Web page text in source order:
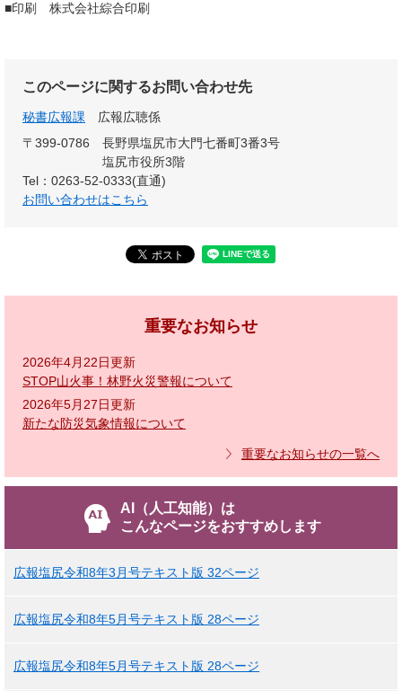
■印刷 株式会社綜合印刷
このページに関するお問い合わせ先
秘書広報課
広報広聴係
〒399-0786
長野県塩尻市大門七番町3番3号
塩尻市役所3階
Tel：0263-52-0333(直通)
お問い合わせはこちら
重要なお知らせ
2026年4月22日更新
STOP山火事！林野火災警報について
2026年5月27日更新
新たな防災気象情報について
重要なお知らせの一覧へ
AI（人工知能）は
こんなページをおすすめします
広報塩尻令和8年3月号テキスト版 32ページ
広報塩尻令和8年5月号テキスト版 28ページ
広報塩尻令和8年5月号テキスト版 28ページ